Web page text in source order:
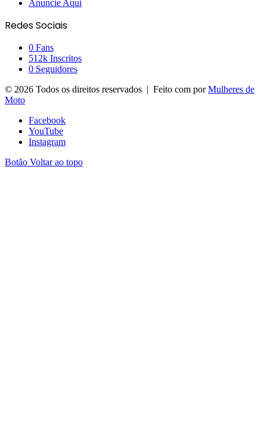
Anuncie Aqui
Redes Sociais
0 Fans
512k Inscritos
0 Seguidores
© 2026 Todos os direitos reservados | Feito com porMulheres de
Moto
Facebook
YouTube
Instagram
Botão Voltar ao topo